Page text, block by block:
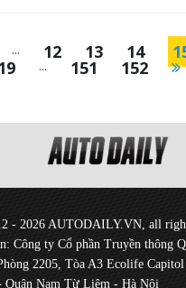
... 12 13 14
... 151 152
- 2026 AUTODAILY.VN, all
Công ty Cổ phần Truyền thông
2205, Tòa A3 Ecolife
Quận Nam Từ Liêm - Hà Nội